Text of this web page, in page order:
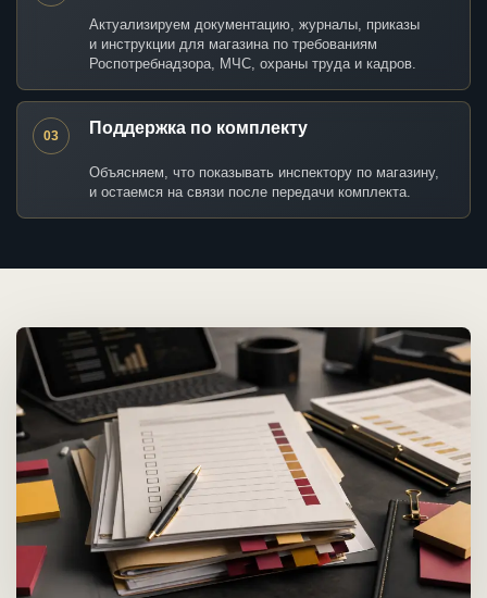
Актуализируем документацию, журналы, приказы
и инструкции для магазина по требованиям
Роспотребнадзора, МЧС, охраны труда и кадров.
03 Поддержка по комплекту
Объясняем, что показывать инспектору по магазину,
и остаемся на связи после передачи комплекта.